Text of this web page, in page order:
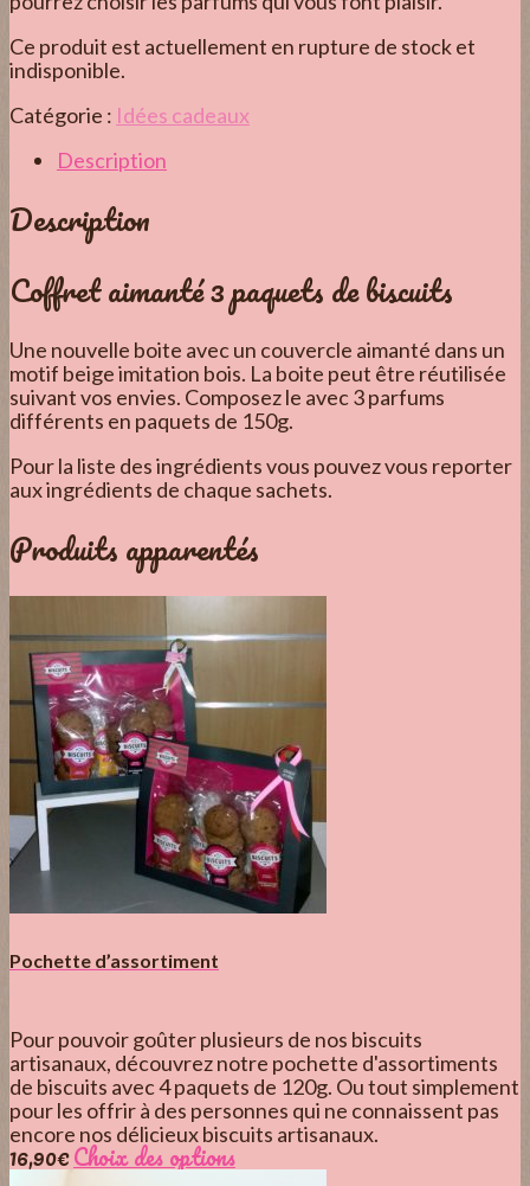
Ce produit est actuellement en rupture de stock et
indisponible.
Catégorie : Idées cadeaux
Description
Description
Coffret aimanté 3 paquets de biscuits
Une nouvelle boite avec un couvercle aimanté dans un
motif beige imitation bois. La boite peut être réutilisée
suivant vos envies. Composez le avec 3 parfums
différents en paquets de 150g.
Pour la liste des ingrédients vous pouvez vous reporter
aux ingrédients de chaque sachets.
Produits apparentés
Pochette d’assortiment
Pour pouvoir goûter plusieurs de nos biscuits
artisanaux, découvrez notre pochette d'assortiments
de biscuits avec 4 paquets de 120g. Ou tout simplement
pour les offrir à des personnes qui ne connaissent pas
encore nos délicieux biscuits artisanaux.
16,90€Choix des options